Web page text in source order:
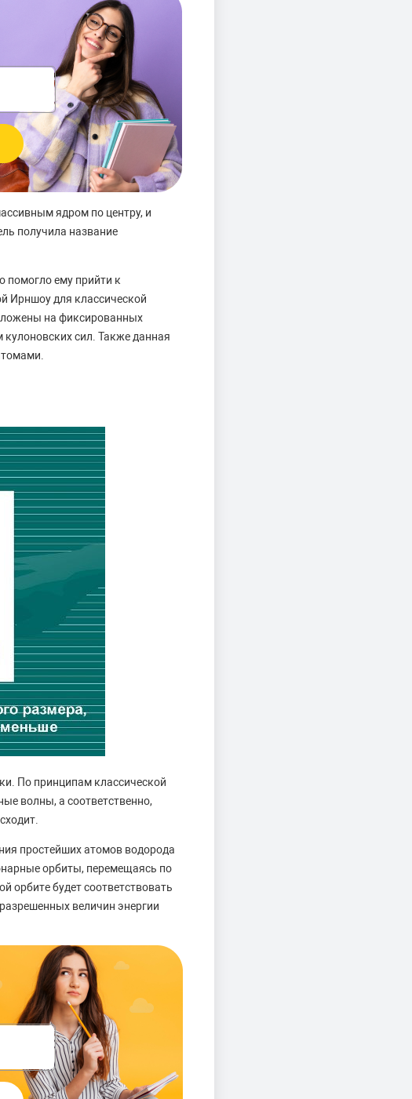
ядром по центру, и
получила название
помогло ему прийти к
Ирншоу для классической
на фиксированных
кулоновских сил. Также данная
По принципам классической
волны, а соответственно,
простейших атомов водорода
орбиты, перемещаясь по
будет соответствовать
величин энергии